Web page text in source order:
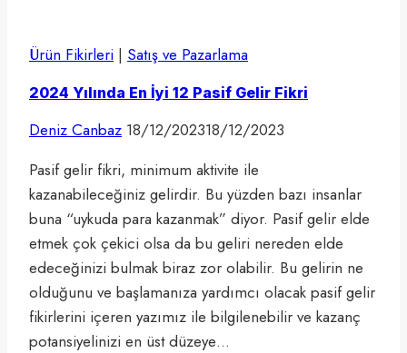
Ürün Fikirleri | Satış ve Pazarlama
2024 Yılında En İyi 12 Pasif Gelir Fikri
Deniz Canbaz 18/12/202318/12/2023
Pasif gelir fikri, minimum aktivite ile
kazanabileceğiniz gelirdir. Bu yüzden bazı insanlar
buna “uykuda para kazanmak” diyor. Pasif gelir elde
etmek çok çekici olsa da bu geliri nereden elde
edeceğinizi bulmak biraz zor olabilir. Bu gelirin ne
olduğunu ve başlamanıza yardımcı olacak pasif gelir
fikirlerini içeren yazımız ile bilgilenebilir ve kazanç
potansiyelinizi en üst düzeye…